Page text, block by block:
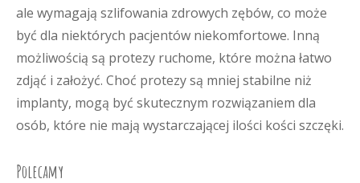
ale wymagają szlifowania zdrowych zębów, co może
być dla niektórych pacjentów niekomfortowe. Inną
możliwością są protezy ruchome, które można łatwo
zdjąć i założyć. Choć protezy są mniej stabilne niż
implanty, mogą być skutecznym rozwiązaniem dla
osób, które nie mają wystarczającej ilości kości szczęki.
Polecamy